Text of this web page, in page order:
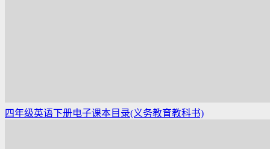
四年级英语下册电子课本目录(义务教育教科书)